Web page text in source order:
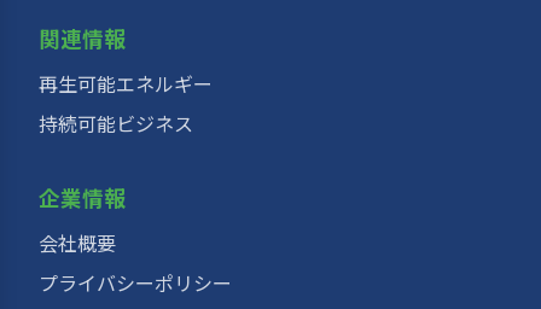
関連情報
再生可能エネルギー
持続可能ビジネス
企業情報
会社概要
プライバシーポリシー